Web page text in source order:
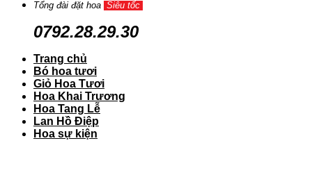
Tổng đài đặt hoa Siêu tốc
0792.28.29.30
Trang chủ
Bó hoa tươi
Giỏ Hoa Tươi
Hoa Khai Trương
Hoa Tang Lễ
Lan Hồ Điệp
Hoa sự kiện